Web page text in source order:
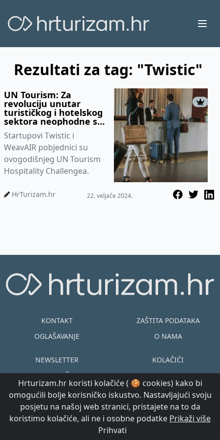
Rezultati za tag: "Twistic"
UN Tourism: Za
revoluciju unutar
turističkog i hotelskog
sektora neophodne su
inovacije i održivost
Startupovi Twistic i
WeavAIR pobjednici su
ovogodišnjeg UN Tourism
Hospitality Challengea.
HrTurizam.hr 22. veljače 2024.
Hrturizam.hr koristi kolačiće ( 🍪 cookies) kako bi
omogućili bolje korisničko iskustvo. Nastavljajući svoju
posjetu na našoj web stranici, pristajete na to da
koristimo kolačiće, ali ne i osobne podatke Prikaži više
Prihvati
KONTAKT
OGLAŠAVANJE
ZAŠTITA PODATAKA
O NAMA
NEWSLETTER
UVJETI KORIŠTENJA
KOLAČIĆI
EN HR
© Copyright
2015.-2026.
@ Created by
Morgan Code
Prijavi se